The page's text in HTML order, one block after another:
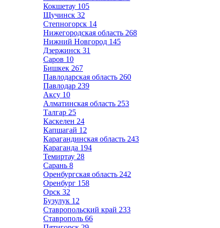
Кокшетау 105
Щучинск 32
Степногорск 14
Нижегородская область 268
Нижний Новгород 145
Дзержинск 31
Саров 10
Бишкек 267
Павлодарская область 260
Павлодар 239
Аксу 10
Алматинская область 253
Талгар 25
Каскелен 24
Капшагай 12
Карагандинская область 243
Караганда 194
Темиртау 28
Сарань 8
Оренбургская область 242
Оренбург 158
Орск 32
Бузулук 12
Ставропольский край 233
Ставрополь 66